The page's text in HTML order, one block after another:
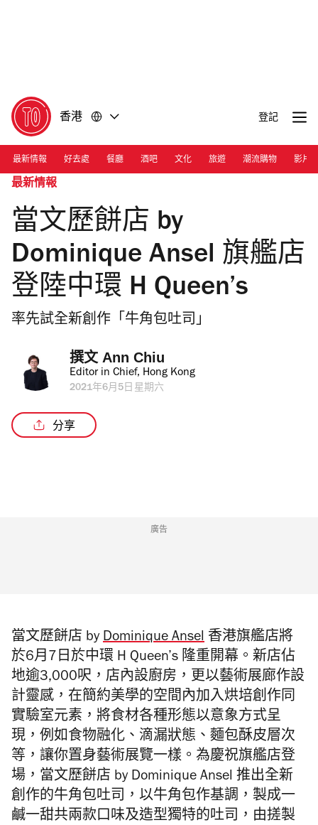
香港 登記
最新情報 好去處 餐廳 酒吧 文化 旅遊 潮流購物 影片
最新情報
當文歷餅店 by
Dominique Ansel 旗艦店
登陸中環 H Queen’s
率先試全新創作「牛角包吐司」
撰文 Ann Chiu
Editor in Chief, Hong Kong
2021年6月5日星期六
分享
廣告
當文歷餅店 by Dominique Ansel 香港旗艦店將
於6月7日於中環 H Queen’s 隆重開幕。新店佔
地逾3,000呎，店內設廚房，更以藝術展廊作設
計靈感，在簡約美學的空間內加入烘培創作同
實驗室元素，將食材各種形態以意象方式呈
現，例如食物融化、滴漏狀態、麵包酥皮層次
等，讓你置身藝術展覽一樣。為慶祝旗艦店登
場，當文歷餅店 by Dominique Ansel 推出全新
創作的牛角包吐司，以牛角包作基調，製成一
鹹一甜共兩款口味及造型獨特的吐司，由搓製